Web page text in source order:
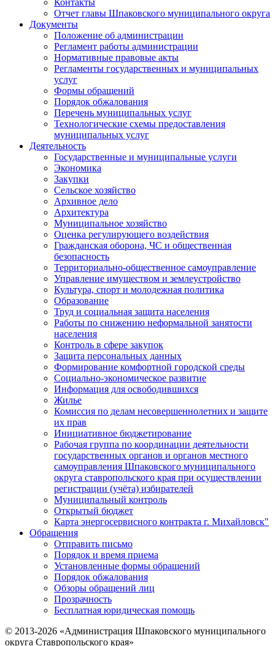
Контакты
Отчет главы Шпаковского муниципального округа
Документы
Положение об администрации
Регламент работы администрации
Нормативные правовые акты
Регламенты государственных и муниципальных
услуг
Формы обращений
Порядок обжалования
Перечень муниципальных услуг
Технологические схемы предоставления
муниципальных услуг
Деятельность
Государственные и муниципальные услуги
Экономика
Закупки
Сельское хозяйство
Архивное дело
Архитектура
Муниципальное хозяйство
Оценка регулирующего воздействия
Гражданская оборона, ЧС и общественная
безопасность
Территориально-общественное самоуправление
Управление имуществом и землеустройство
Культура, спорт и молодежная политика
Образование
Труд и социальная защита населения
Работы по снижению неформальной занятости
населения
Контроль в сфере закупок
Защита персональных данных
Формирование комфортной городской среды
Социально-экономическое развитие
Информация для освободившихся
Жилье
Комиссия по делам несовершеннолетних и защите
их прав
Инициативное бюджетирование
Рабочая группа по координации деятельности
государственных органов и органов местного
самоуправления Шпаковского муниципального
округа ставропольского края при осуществлении
регистрации (учёта) избирателей
Муниципальный контроль
Открытый бюджет
Карта энергосервисного контракта г. Михайловск"
Обращения
Отправить письмо
Порядок и время приема
Установленные формы обращений
Порядок обжалования
Обзоры обращений лиц
Прозрачность
Бесплатная юридическая помощь
© 2013-2026 «Администрация Шпаковского муниципального
округа Ставропольского края»